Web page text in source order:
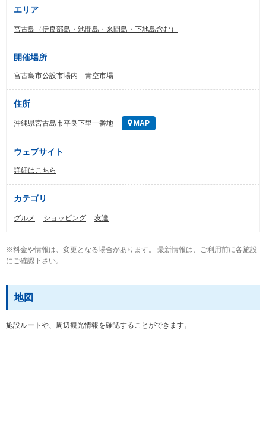
エリア
宮古島（伊良部島・池間島・来間島・下地島含む）
開催場所
宮古島市公設市場内 青空市場
住所
沖縄県宮古島市平良下里一番地 MAP
ウェブサイト
詳細はこちら
カテゴリ
グルメ ショッピング 友達
※料金や情報は、変更となる場合があります。 最新情報は、ご利用前に各施設
にご確認下さい。
地図
施設ルートや、周辺観光情報を確認することができます。